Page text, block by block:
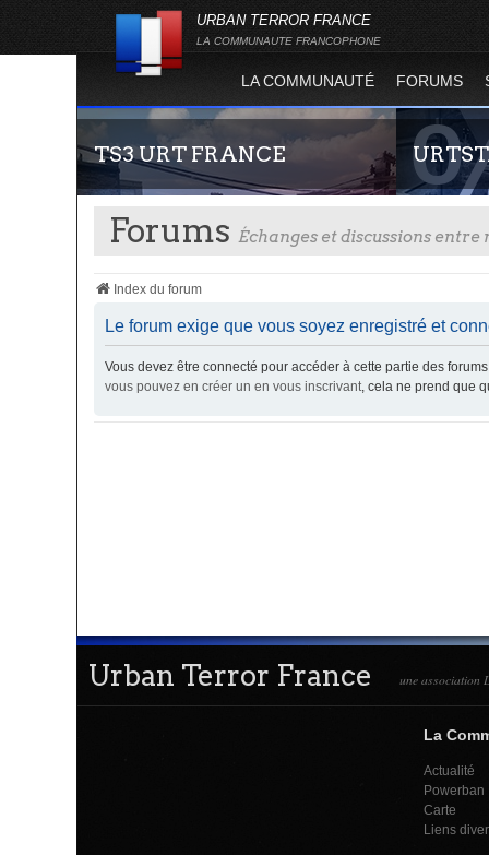
URBAN TERROR FRANCE
LA COMMUNAUTE FRANCOPHONE
LA COMMUNAUTÉ FORUMS
TS3 URT FRANCE
Envie de parler avec les autres membres de la
communauté ? Alors venez vous connecter,
totalité des
Forums Échanges et discussions
Index du forum
Le forum exige que vous soyez enregistré et
Vous devez être connecté pour accéder à cette partie des
vous pouvez en créer un en vous inscrivant, cela ne prend que
Urban Terror France une association
La
Actualité
Powerban
Carte
Liens